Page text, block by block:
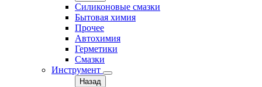
Силиконовые смазки
Бытовая химия
Прочее
Автохимия
Герметики
Смазки
Инструмент
Назад